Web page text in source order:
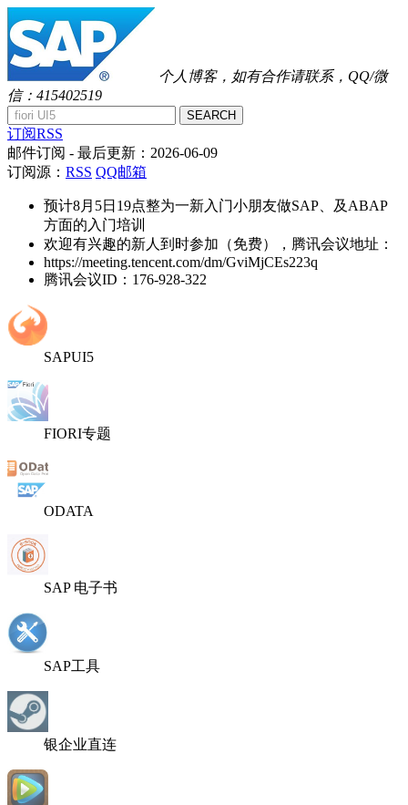
个人博客，如有合作请联系，QQ/微
信：415402519
SEARCH
订阅RSS
邮件订阅 - 最后更新： 2026-06-09
订阅源： RSS QQ邮箱
预计8月5日19点整为一新入门小朋友做SAP、及ABAP
方面的入门培训
欢迎有兴趣的新人到时参加（免费），腾讯会议地址：
https://meeting.tencent.com/dm/GviMjCEs223q
腾讯会议ID：176-928-322
SAPUI5
FIORI专题
ODATA
SAP 电子书
SAP工具
银企业直连